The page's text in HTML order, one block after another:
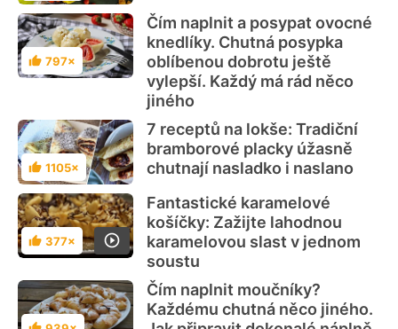
Hodnocení
797×
Čím naplnit a posypat ovocné
knedlíky. Chutná posypka
oblíbenou dobrotu ještě
vylepší. Každý má rád něco
jiného
Hodnocení
1105×
7 receptů na lokše: Tradiční
bramborové placky úžasně
chutnají nasladko i naslano
Hodnocení
377×
Fantastické karamelové
košíčky: Zažijte lahodnou
karamelovou slast v jednom
soustu
Čím naplnit moučníky?
Každému chutná něco jiného.